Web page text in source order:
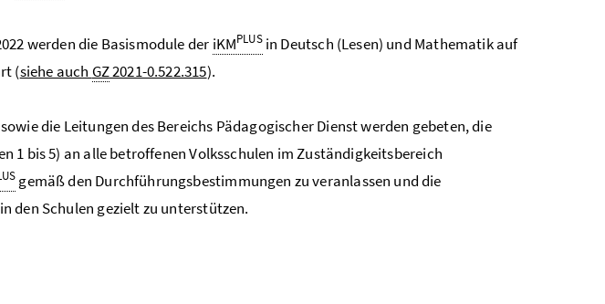
werden die Basismodule der iKMPLUSin Deutsch (Lesen) und Mathematik auf
(siehe auch GZ2021-0.522.315).
die Leitungen des Bereichs Pädagogischer Dienst werden gebeten, die
1 bis 5) an alle betroffenen Volksschulen im Zuständigkeitsbereich
gemäß den Durchführungsbestimmungen zu veranlassen und die
den Schulen gezielt zu unterstützen.